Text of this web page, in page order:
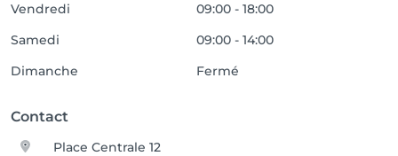
Vendredi
09:00 - 18:00
Samedi
09:00 - 14:00
Dimanche
Fermé
Contact
Place Centrale 12